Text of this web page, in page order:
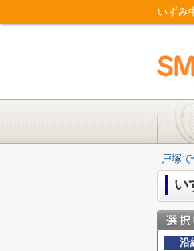
いずみ
戸塚
い
沿